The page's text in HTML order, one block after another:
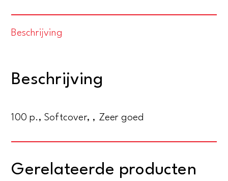
Beschrijving
Beschrijving
100 p., Softcover, , Zeer goed
Gerelateerde producten